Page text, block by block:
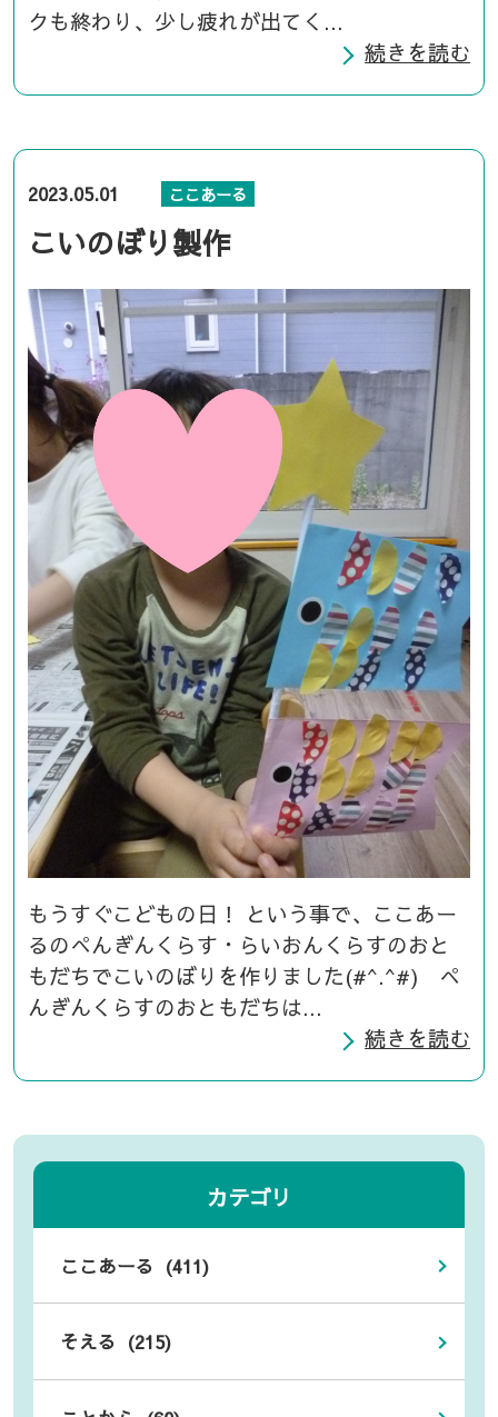
クも終わり、少し疲れが出てく...
続きを読む
2023.05.01 ここあーる
こいのぼり製作
もうすぐこどもの日！ という事で、ここあー
るのぺんぎんくらす・らいおんくらすのおと
もだちでこいのぼりを作りました(#^.^#) ぺ
んぎんくらすのおともだちは...
続きを読む
カテゴリ
ここあーる (411)
そえる (215)